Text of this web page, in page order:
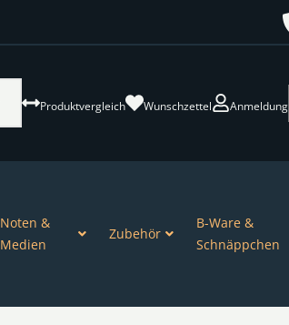
Produktvergleich Wunschzettel Anmeldung
Noten &
Medien
Zubehör
B-Ware &
Schnäppchen